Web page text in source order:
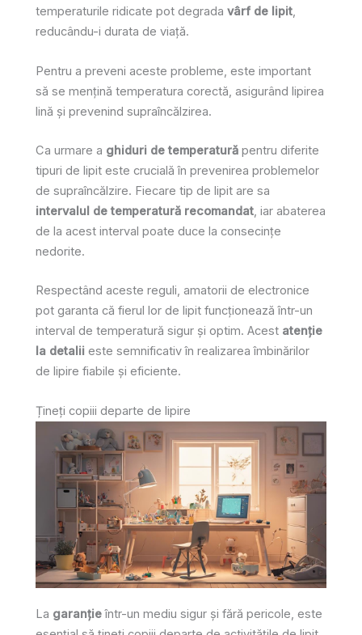
temperaturile ridicate pot degrada vârf de lipit,
reducându-i durata de viață.
Pentru a preveni aceste probleme, este important
să se mențină temperatura corectă, asigurând lipirea
lină și prevenind supraîncălzirea.
Ca urmare a ghiduri de temperatură pentru diferite
tipuri de lipit este crucială în prevenirea problemelor
de supraîncălzire. Fiecare tip de lipit are sa
intervalul de temperatură recomandat, iar abaterea
de la acest interval poate duce la consecințe
nedorite.
Respectând aceste reguli, amatorii de electronice
pot garanta că fierul lor de lipit funcționează într-un
interval de temperatură sigur și optim. Acest atenție
la detalii este semnificativ în realizarea îmbinărilor
de lipire fiabile și eficiente.
Țineți copiii departe de lipire
La garanțieîntr-un mediu sigur și fără pericole, este